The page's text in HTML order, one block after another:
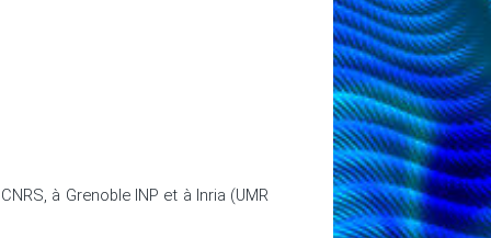
à Grenoble INP et à Inria (UMR